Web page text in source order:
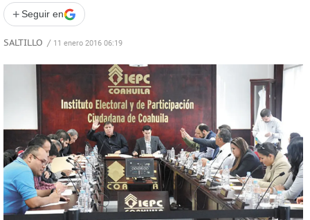
+ Seguir en
SALTILLO / 11 enero 2016 06:19